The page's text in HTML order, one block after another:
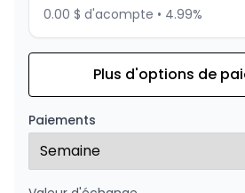
0.00 $ d'acompte • 4.99%
Financement sur 84 mois
0.00 $ d'acompte • 3.99%
Plus d'options de
Paiements